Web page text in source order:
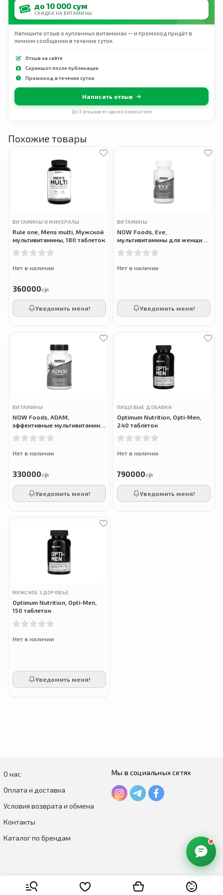
до 10 000 сум
СКИДКА НА ВИТАМИНЫ
Напишите отзыв о купленных витаминах — и промокод придёт в
личном сообщении в течение суток.
Отзыв на сайте
Скриншот после публикации
Промокод в течение суток
Написать отзыв
До 3 отзывов от одного покупателя
Похожие товары
ВИТАМИНЫ И МИНЕРАЛЫ
Rule one, Mens multi, Мужской
мультивитамины, 180 таблеток
Нет в наличии
360000сӯм
Уведомить меня!
ВИТАМИНЫ
NOW Foods, Eve,
мультивитамины для женщин,
Нет в наличии
Уведомить меня!
ВИТАМИНЫ
NOW Foods, ADAM,
эффективные мультивитамины
для мужчин, 90 капсул
Нет в наличии
330000сӯм
Уведомить меня!
ПИЩЕВЫЕ ДОБАВКИ
Optimum Nutrition, Opti-Men,
240 таблеток
Нет в наличии
790000сӯм
Уведомить меня!
МУЖСКОЕ ЗДОРОВЬЕ
Optimum Nutrition, Opti-Men,
150 таблеток
Нет в наличии
Уведомить меня!
О нас
Оплата и доставка
Условия возврата и обмена
Контакты
Каталог по брендам
Мы в социальных сетях